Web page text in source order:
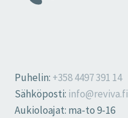
Puhelin: +358 4497 391 14
Sähköposti: info@reviva.fi
Aukioloajat: ma-to 9-16